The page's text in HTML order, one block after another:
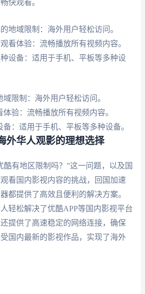
快观看。
地域限制：海外用户轻松访问。
看体验：流畅播放所有视频内容。
设备：适用于手机、平板等多种设
限制：海外用户轻松访问。
验：流畅播放所有视频内容。
：适用于手机、平板等多种设备。
外华人观影的理想选择
酷有地区限制吗？”这一问题，以及国
看国内影视内容的挑战，回国加速
都提供了高效且便利的解决方案。
轻松解决了优酷APP等国内影视平台
提供了高速稳定的网络连接，确保
国内最新的影视作品，实现了海外